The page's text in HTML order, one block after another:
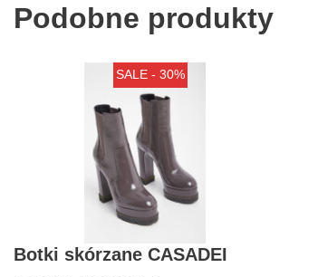
Podobne produkty
SALE - 30%
Botki skórzane CASADEI